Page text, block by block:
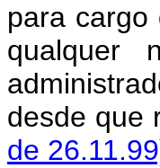
para cargo
qualquer
desde que
de